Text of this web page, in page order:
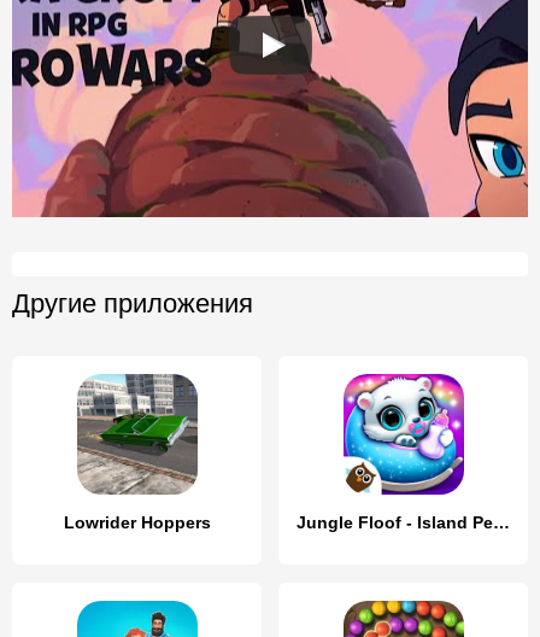
Другие приложения
Lowrider Hoppers Jungle Floof - Island Pet Care